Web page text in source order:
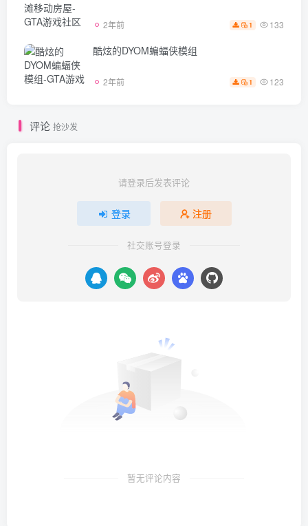
2年前 1 133
酷炫的DYOM蝙蝠侠模组
2年前 1 123
评论 抢沙发
请登录后发表评论
登录 注册
社交账号登录
暂无评论内容